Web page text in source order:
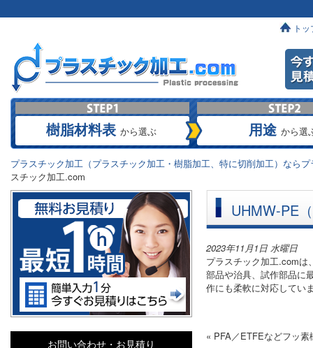
トッ
樹脂材料表 から選ぶ 用途 から選
プラスチック加工（プラスチック加工・樹脂加工、特に切削加工）なら
スチック加工.com
UHMW-PE
2023年11月1日 水曜日
プラスチック加工.comは
部品や治具、試作部品に
作にも柔軟に対応してい
« PFA／ETFEなどフッ
お問い合わせ・お見積り